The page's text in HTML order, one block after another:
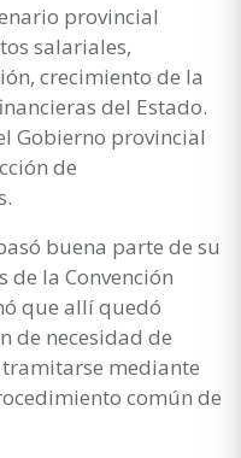
provincial
salariales,
crecimiento de la
del Estado.
Gobierno provincial
de
buena parte de su
de la Convención
que allí quedó
de necesidad de
mediante
común de